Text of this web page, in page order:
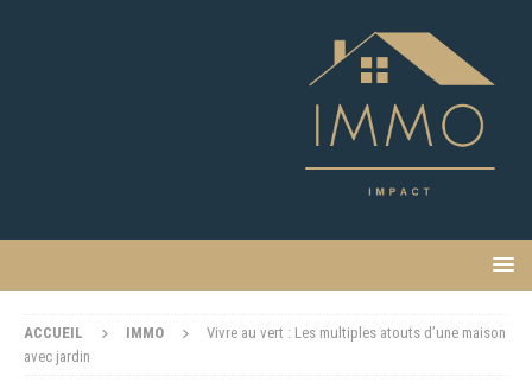
ACCUEIL IMMO
Vivre au vert : Les multiples atouts d’une maison
avec jardin